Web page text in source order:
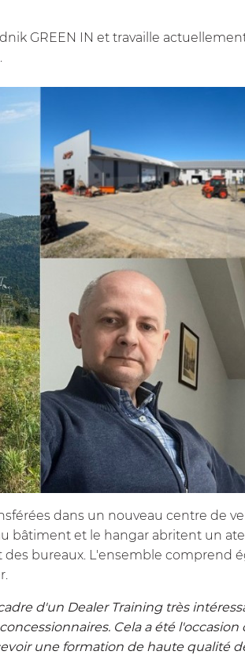
GREEN IN et travaille
dans un nouveau centre de
bâtiment et le hangar abritent un
bureaux. L'ensemble comprend
d'un Dealer Training très
Cela a été
une formation de haute qualité